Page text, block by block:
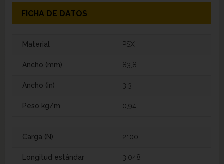
FICHA DE DATOS
Material PSX
Ancho (mm) 83,8
Ancho (in) 3,3
Peso kg/m 0,94
Carga (N) 2100
Longitud estándar 3,048